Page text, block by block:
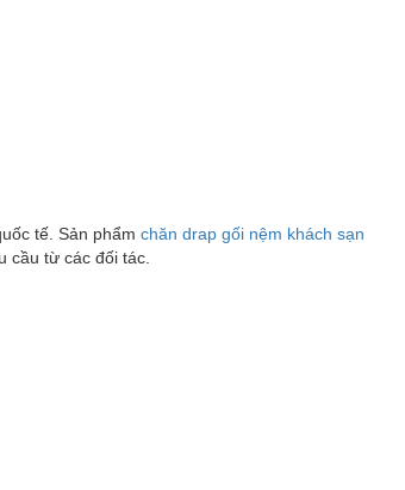
tế. Sản phẩm chăn drap gối nệm khách sạn
cầu từ các đối tác.